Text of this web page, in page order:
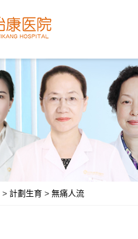
> 計劃生育 > 無痛人流